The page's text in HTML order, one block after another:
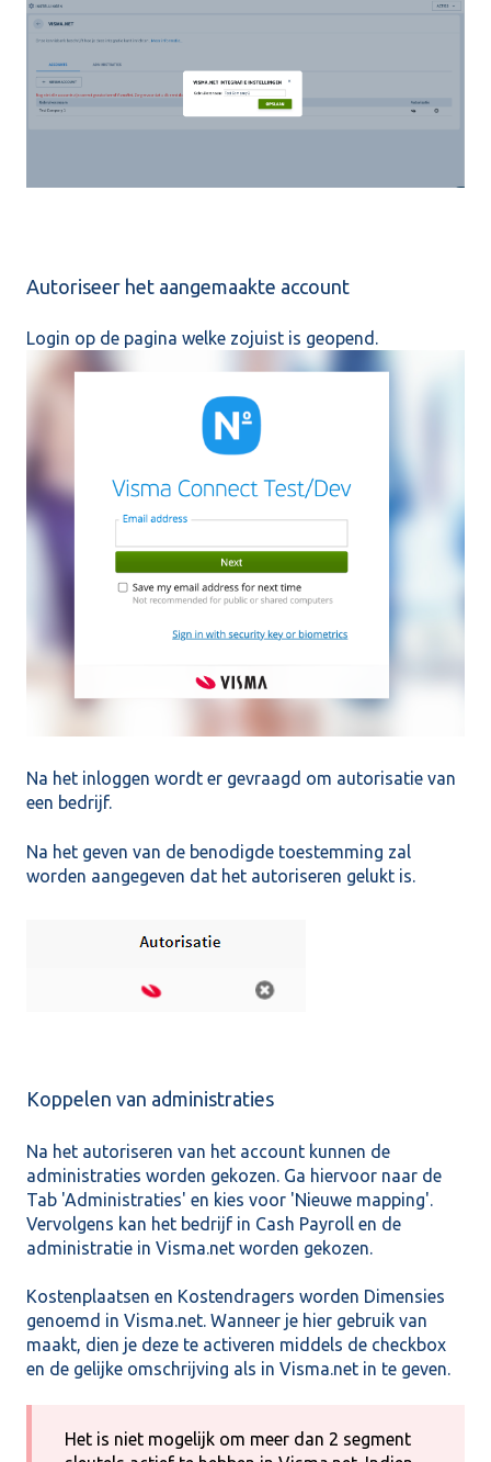
Autoriseer het aangemaakte account
Login op de pagina welke zojuist is geopend.
Na het inloggen wordt er gevraagd om autorisatie van
een bedrijf.
Na het geven van de benodigde toestemming zal
worden aangegeven dat het autoriseren gelukt is.
Koppelen van administraties
Na het autoriseren van het account kunnen de
administraties worden gekozen. Ga hiervoor naar de
Tab 'Administraties' en kies voor 'Nieuwe mapping'.
Vervolgens kan het bedrijf in Cash Payroll en de
administratie in Visma.net worden gekozen.
Kostenplaatsen en Kostendragers worden Dimensies
genoemd in Visma.net. Wanneer je hier gebruik van
maakt, dien je deze te activeren middels de checkbox
en de gelijke omschrijving als in Visma.net in te geven.
Het is niet mogelijk om meer dan 2 segment